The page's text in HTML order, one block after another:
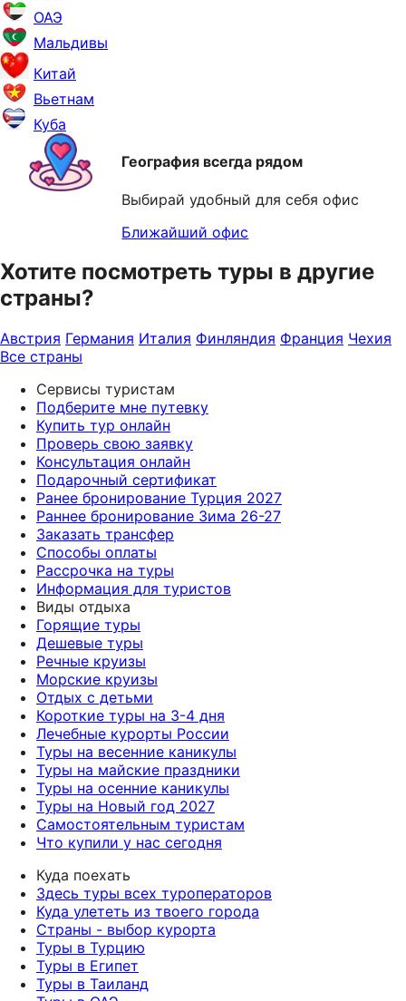
ОАЭ
Мальдивы
Китай
Вьетнам
Куба
География всегда рядом
Выбирай удобный для себя офис
Ближайший офис
Хотите посмотреть туры в другие
страны?
Австрия Германия Италия Финляндия Франция Чехия
Все страны
Сервисы туристам
Подберите мне путевку
Купить тур онлайн
Проверь свою заявку
Консультация онлайн
Подарочный сертификат
Ранее бронирование Турция 2027
Раннее бронирование Зима 26-27
Заказать трансфер
Способы оплаты
Рассрочка на туры
Информация для туристов
Виды отдыха
Горящие туры
Дешевые туры
Речные круизы
Морские круизы
Отдых с детьми
Короткие туры на 3-4 дня
Лечебные курорты России
Туры на весенние каникулы
Туры на майские праздники
Туры на осенние каникулы
Туры на Новый год 2027
Самостоятельным туристам
Что купили у нас сегодня
Куда поехать
Здесь туры всех туроператоров
Куда улететь из твоего города
Страны - выбор курорта
Туры в Турцию
Туры в Египет
Туры в Таиланд